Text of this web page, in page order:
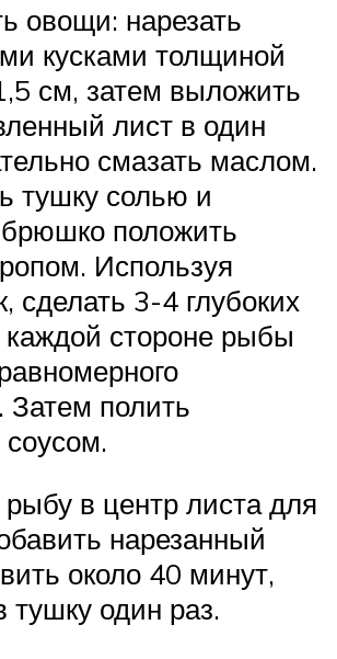
овощи: нарезать
кусками толщиной
см, затем выложить
лист в один
смазать маслом.
тушку солью и
положить
Используя
сделать 3-4 глубоких
каждой стороне рыбы
Затем полить
в центр листа для
нарезанный
около 40 минут,
тушку один раз.